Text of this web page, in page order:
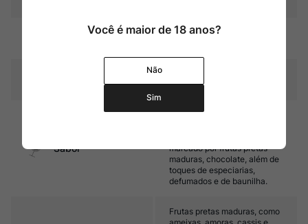
Amadurecimento
16 á 18 meses em barricas de
Sabor
Encorpado, com taninos
marcado por frutas pretas
maduras, chocolate, além de
toques de especiarias,
defumados e de baunilha.
Frutas pretas maduras, como
Você é maior de 18 anos?
Não
Sim